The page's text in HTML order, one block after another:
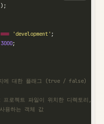
);
=== 'development' ;
3000;